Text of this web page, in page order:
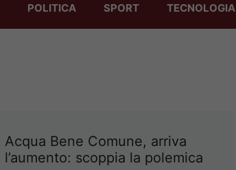
POLITICA SPORT TECNOLOGIA
Acqua Bene Comune, arriva
l’aumento: scoppia la polemica